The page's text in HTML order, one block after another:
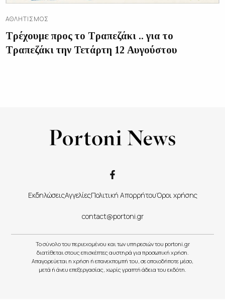
ΑΘΛΗΤΙΣΜΌΣ
Τρέχουμε προς το Τραπεζάκι .. για το
Τραπεζάκι την Τετάρτη 12 Αυγούστου
ΕκδηλώσειςΑγγελίεςΠολιτική ΑπορρήτουΌροι χρήσης
contact@portoni.gr
Το σύνολο του περιεχομένου και των υπηρεσιών του portoni.gr
διατίθεται στους επισκέπτες αυστηρά για προσωπική χρήση.
Απαγορεύεται η χρήση ή επανεκπομπή του, σε οποιοδήποτε μέσο,
μετά ή άνευ επεξεργασίας, χωρίς γραπτή άδεια του εκδότη.